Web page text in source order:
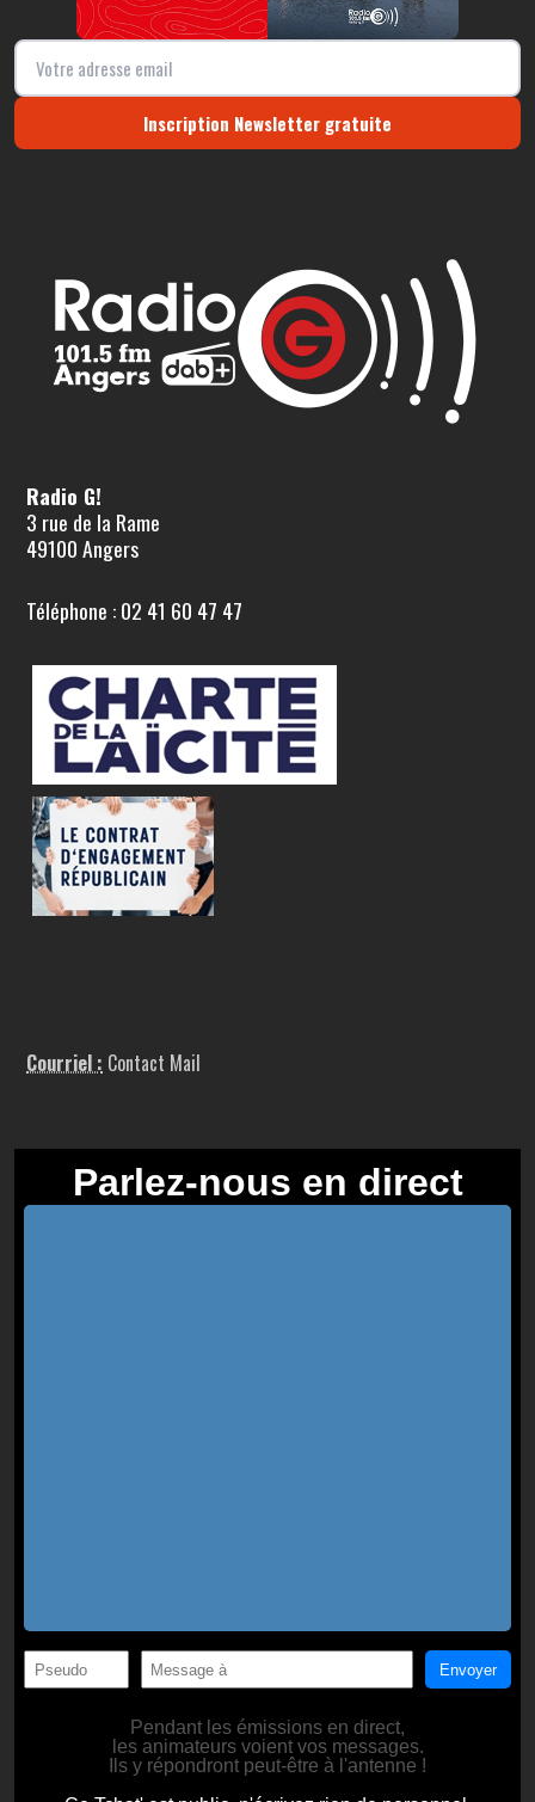
Inscription Newsletter gratuite
Radio G!
3 rue de la Rame
49100 Angers
Téléphone : 02 41 60 47 47
Courriel : Contact Mail